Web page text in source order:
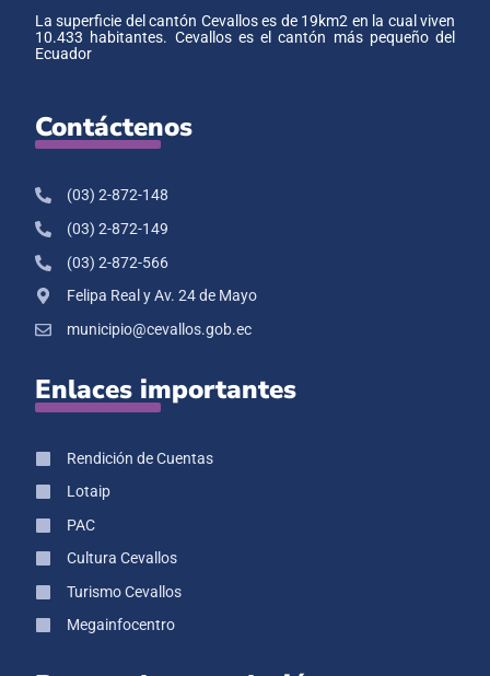
La superficie del cantón Cevallos es de 19km2 en la cual viven
10.433 habitantes. Cevallos es el cantón más pequeño del
Ecuador
Contáctenos
(03) 2-872-148
(03) 2-872-149
(03) 2-872-566
Felipa Real y Av. 24 de Mayo
municipio@cevallos.gob.ec
Enlaces importantes
Rendición de Cuentas
Lotaip
PAC
Cultura Cevallos
Turismo Cevallos
Megainfocentro